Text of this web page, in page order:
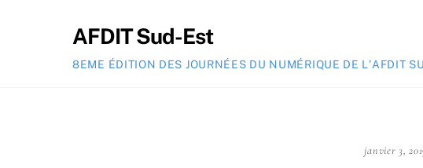
AFDIT Sud-Est
8EME ÉDITION DES JOURNÉES DU NUMÉRIQUE DE L'AFDIT
janvier 3,